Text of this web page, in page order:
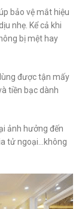
bảo vệ mắt hiệu
nhẹ. Kể cả khi
bị mệt hay
được tận mấy
tiền bạc dành
ảnh hưởng đến
tử ngoại…không